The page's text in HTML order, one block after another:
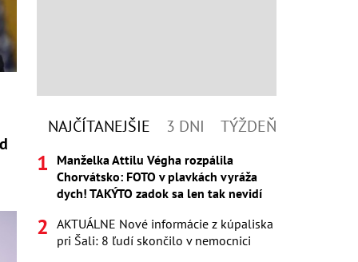
NAJČÍTANEJŠIE 3 DNI TÝŽDEŇ
Manželka Attilu Végha rozpálila
Chorvátsko: FOTO v plavkách vyráža
dych! TAKÝTO zadok sa len tak nevidí
AKTUÁLNE Nové informácie z kúpaliska
pri Šali: 8 ľudí skončilo v nemocnici